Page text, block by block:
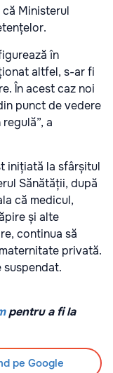
Ministerul
în
altfel, s-ar fi
În acest caz noi
punct de vedere
a
inițiată la sfârșitul
Sănătății, după
că medicul,
și alte
continua să
privată.
pentru a fi la
pe Google